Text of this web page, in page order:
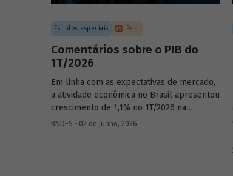
Estudos especiais Post
Comentários sobre o PIB do
1T/2026
Em linha com as expectativas de mercado,
a atividade econômica no Brasil apresentou
crescimento de 1,1% no 1T/2026 na
comparação com o trimestre
BNDES • 02 de junho, 2026